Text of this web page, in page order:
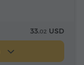
33.02 USD